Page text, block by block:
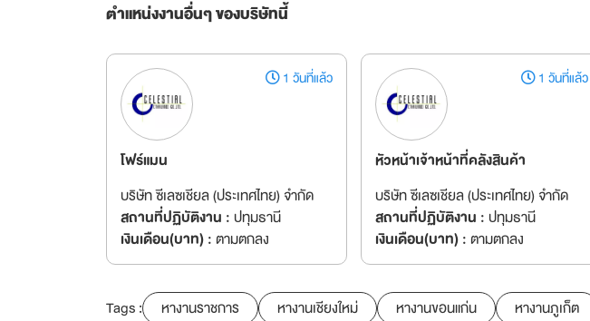
ตำแหน่งงานอื่นๆ ของบริษัทนี้
1 วันที่แล้ว
โฟร์แมน
บริษัท ซีเลซเชียล (ประเทศไทย) จำกัด
สถานที่ปฏิบัติงาน :ปทุมธานี
เงินเดือน(บาท) :ตามตกลง
1 วันที่แล้ว
หัวหน้าเจ้าหน้าที่คลังสินค้า
บริษัท ซีเลซเชียล (ประเทศไทย) จำกัด
สถานที่ปฏิบัติงาน :ปทุมธานี
เงินเดือน(บาท) :ตามตกลง
Tags : หางานราชการ หางานเชียงใหม่ หางานขอนแก่น หางานภูเก็ต